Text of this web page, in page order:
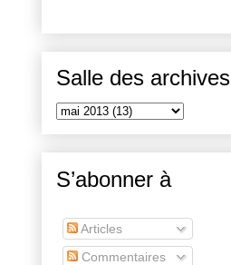
Salle des archives
S’abonner à
Articles
Commentaires